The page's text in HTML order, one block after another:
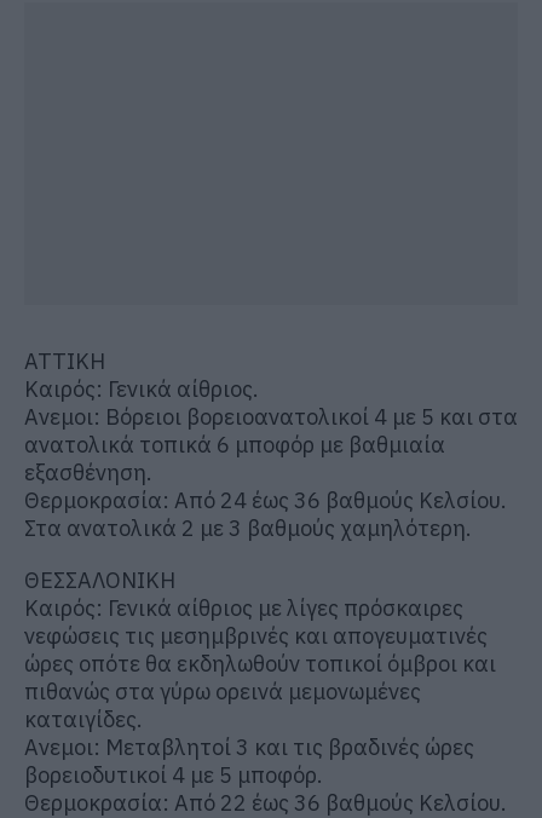
ΑΤΤΙΚΗ
Καιρός: Γενικά αίθριος.
Ανεμοι: Βόρειοι βορειοανατολικοί 4 με 5 και στα
ανατολικά τοπικά 6 μποφόρ με βαθμιαία
εξασθένηση.
Θερμοκρασία: Από 24 έως 36 βαθμούς Κελσίου.
Στα ανατολικά 2 με 3 βαθμούς χαμηλότερη.
ΘΕΣΣΑΛΟΝΙΚΗ
Καιρός: Γενικά αίθριος με λίγες πρόσκαιρες
νεφώσεις τις μεσημβρινές και απογευματινές
ώρες οπότε θα εκδηλωθούν τοπικοί όμβροι και
πιθανώς στα γύρω ορεινά μεμονωμένες
καταιγίδες.
Ανεμοι: Μεταβλητοί 3 και τις βραδινές ώρες
βορειοδυτικοί 4 με 5 μποφόρ.
Θερμοκρασία: Από 22 έως 36 βαθμούς Κελσίου.